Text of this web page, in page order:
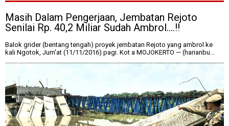
Masih Dalam Pengerjaan, Jembatan Rejoto
Senilai Rp. 40,2 Miliar Sudah Ambrol....!!
Balok grider (bentang tengah) proyek jembatan Rejoto yang ambrol ke
kali Ngotok, Jum'at (11/11/2016) pagi. Kot a MOJOKERTO — (harianbu...